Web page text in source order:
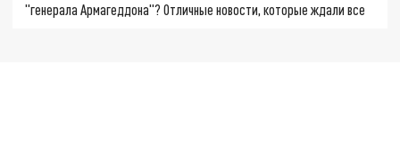
"генерала Армагеддона"? Отличные новости, которые ждали все